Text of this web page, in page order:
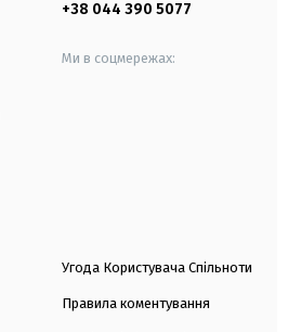
+38 044 390 5077
Ми в соцмережах:
Угода Користувача Спільноти
Правила коментування